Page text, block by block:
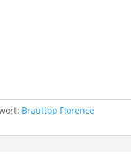
Brauttop Florence